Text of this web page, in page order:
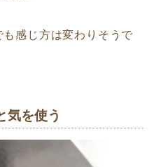
感じ方は変わりそうで
気を使う